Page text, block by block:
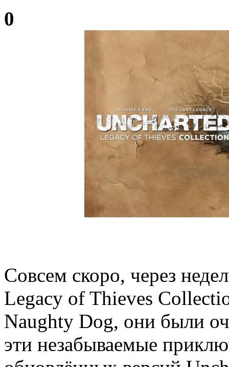
0
Совсем скоро, через
Legacy of Thieves
Naughty Dog, они были
эти незабываемые